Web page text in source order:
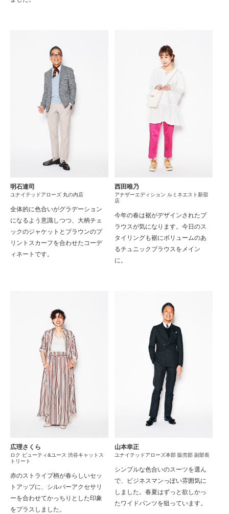
明石達司
ユナイテッドアローズ 丸の内店
全体的に色合いがグラデーション
になるよう意識しつつ、大柄チェ
ックのジャケットとブラウンのプ
リントスカーフを合わせたコーデ
ィネートです。
西田唯乃
アナザーエディション ルミネエスト新宿
店
今年の春は裾がデザインされたブ
ラウスが気になります。今日のス
タイリングも裾にボリュームのあ
るチュニックブラウスをメイン
に。
広理さくら
ロク ビューティ&ユース 渋谷キャットス
トリート
赤のストライプ柄が春らしいセッ
トアップに、シルバーアクセサリ
ーを合わせてかっちりとした印象
をプラスしました。
山本幸正
ユナイテッドアローズ本部 販売部 副部長
シンプルな色合いのスーツを選ん
で、ビジネスマンっぽい雰囲気に
しました。春夏はずっと欲しかっ
たワイドパンツを狙っています。